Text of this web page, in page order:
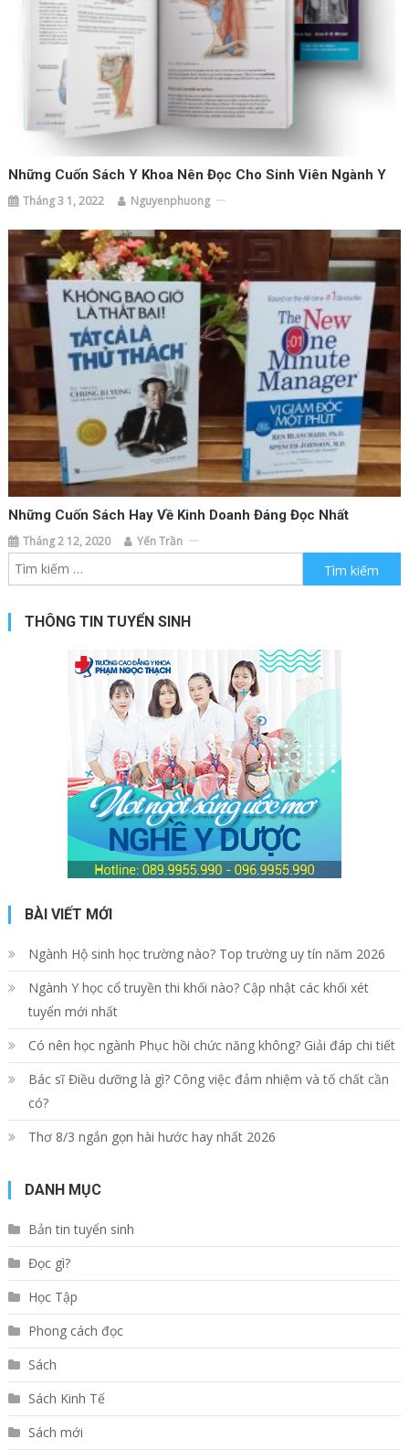
Những Cuốn Sách Y Khoa Nên Đọc Cho Sinh Viên Ngành Y
Tháng 3 1, 2022 Nguyenphuong
Những Cuốn Sách Hay Về Kinh Doanh Đáng Đọc Nhất
Tháng 2 12, 2020 Yến Trần
Tìm kiếm cho:
THÔNG TIN TUYỂN SINH
BÀI VIẾT MỚI
Ngành Hộ sinh học trường nào? Top trường uy tín năm 2026
Ngành Y học cổ truyền thi khối nào? Cập nhật các khối xét
tuyển mới nhất
Có nên học ngành Phục hồi chức năng không? Giải đáp chi tiết
Bác sĩ Điều dưỡng là gì? Công việc đảm nhiệm và tố chất cần
có?
Thơ 8/3 ngắn gọn hài hước hay nhất 2026
DANH MỤC
Bản tin tuyển sinh
Đọc gì?
Học Tập
Phong cách đọc
Sách
Sách Kinh Tế
Sách mới